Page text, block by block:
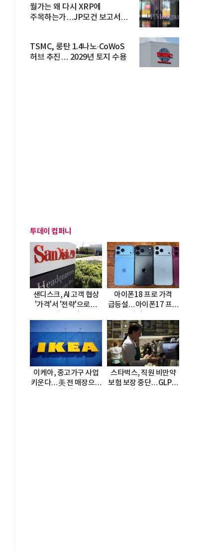
월가는 왜 다시 XRP에
주목하는가…JP모건 보고서
TSMC, 룽탄 1.4나노·CoWoS
허브 추진… 2029년 토지 수용
투데이 컴퍼니
샌디스크, AI 고객 협상
'가격'서 '전략'으로…
아이폰18 프로 가격
급등설…아이폰17 프로
이케아, 중고가구 사업
키운다…美 전 매장으로
스타벅스, 직원 비만약
보험 보장 중단…GLP-1